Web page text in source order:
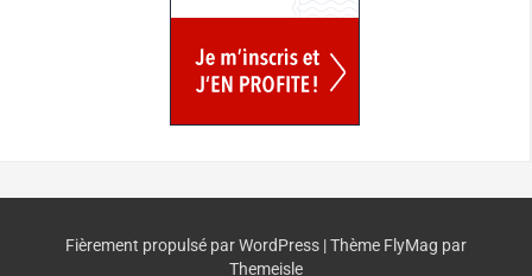
Fièrement propulsé par WordPress |Thème FlyMag par
Themeisle